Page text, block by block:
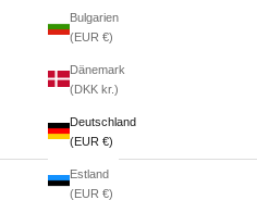
Bulgarien
(EUR €)
Dänemark
(DKK kr.)
Deutschland
(EUR €)
Estland
(EUR €)